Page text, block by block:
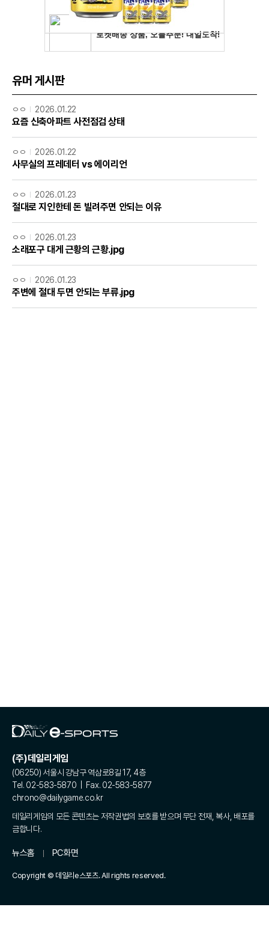
유머 게시판
ㅇㅇ 2026.01.22
요즘 신축아파트 사전점검 상태
ㅇㅇ 2026.01.22
사무실의 프레데터 vs 에이리언
ㅇㅇ 2026.01.23
절대로 지인한테 돈 빌려주면 안되는 이유
ㅇㅇ 2026.01.23
소래포구 대게 근황의 근황.jpg
ㅇㅇ 2026.01.23
주변에 절대 두면 안되는 부류.jpg
(주)데일리게임
(06250) 서울시 강남구 역삼로8길 17, 4층
Tel. 02-583-5870 | Fax. 02-583-5877
chrono@dailygame.co.kr
데일리게임의 모든 콘텐츠는 저작권법의 보호를 받으며 무단 전재, 복사, 배포를
금합니다.
뉴스홈 PC화면
Copyright © 데일리e스포츠. All rights reserved.